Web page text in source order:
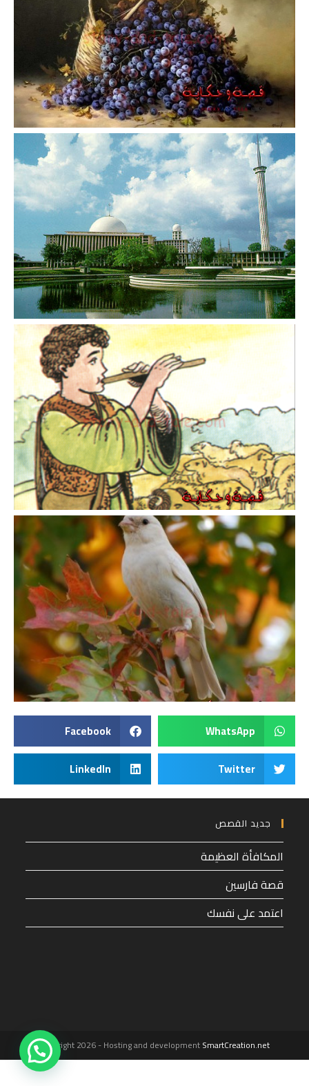
WhatsApp
Facebook
Twitter
LinkedIn
جديد القصص
المكافأة العظيمة
قصة فارسين
اعتمد على نفسك
Copyright 2026 - Hosting and developmentSmartCreation.net
1